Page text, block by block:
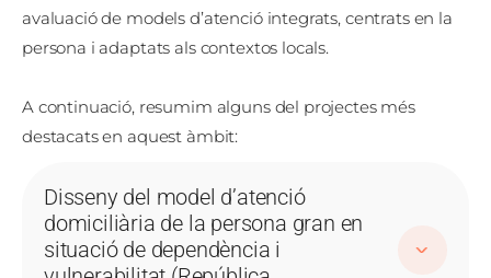
avaluació de models d’atenció integrats, centrats en la
persona i adaptats als contextos locals.
A continuació, resumim alguns del projectes més
destacats en aquest àmbit:
Disseny del model d’atenció
domiciliària de la persona gran en
situació de dependència i